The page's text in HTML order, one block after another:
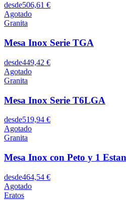
desde506,61 €
Agotado
Granita
Mesa Inox Serie TGA
desde449,42 €
Agotado
Granita
Mesa Inox Serie T6LGA
desde519,94 €
Agotado
Granita
Mesa Inox con Peto y 1
desde464,54 €
Agotado
Eratos